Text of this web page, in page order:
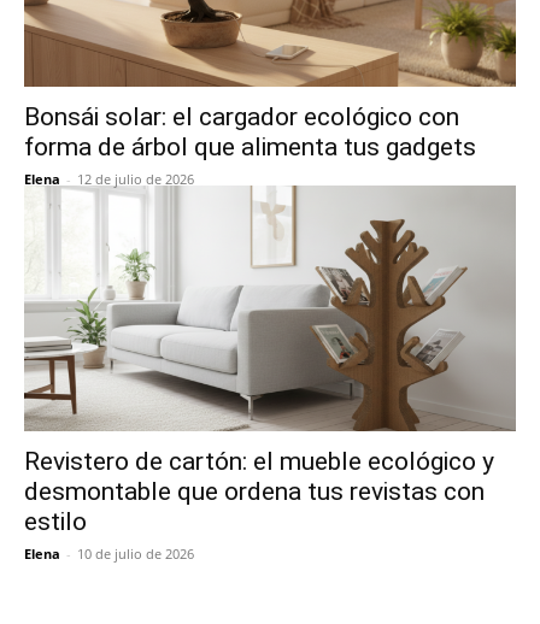
Bonsái solar: el cargador ecológico con
forma de árbol que alimenta tus gadgets
Elena - 12 de julio de 2026
Revistero de cartón: el mueble ecológico y
desmontable que ordena tus revistas con
estilo
Elena - 10 de julio de 2026